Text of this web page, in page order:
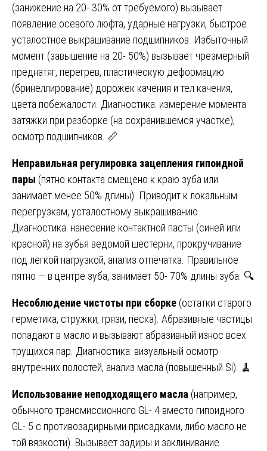
(занижение на 20- 30% от требуемого) вызывает
появление осевого люфта, ударные нагрузки, быстрое
усталостное выкрашивание подшипников. Избыточный
момент (завышение на 20- 50%) вызывает чрезмерный
преднатяг, перегрев, пластическую деформацию
(бринеллирование) дорожек качения и тел качения,
цвета побежалости. Диагностика: измерение момента
затяжки при разборке (на сохранившемся участке),
осмотр подшипников. 📏
Неправильная регулировка зацепления гипоидной
пары (пятно контакта смещено к краю зуба или
занимает менее 50% длины). Приводит к локальным
перегрузкам, усталостному выкрашиванию.
Диагностика: нанесение контактной пасты (синей или
красной) на зубья ведомой шестерни, прокручивание
под легкой нагрузкой, анализ отпечатка. Правильное
пятно — в центре зуба, занимает 50- 70% длины зуба. 🔍
Несоблюдение чистоты при сборке (остатки старого
герметика, стружки, грязи, песка). Абразивные частицы
попадают в масло и вызывают абразивный износ всех
трущихся пар. Диагностика: визуальный осмотр
внутренних полостей, анализ масла (повышенный Si). 🧹
Использование неподходящего масла (например,
обычного трансмиссионного GL- 4 вместо гипоидного
GL- 5 с противозадирными присадками, либо масло не
той вязкости). Вызывает задиры и заклинивание